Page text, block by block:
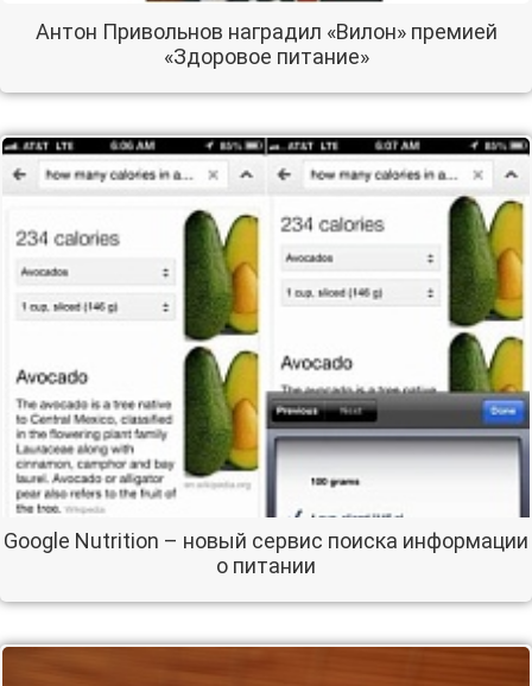
Антон Привольнов наградил «Вилон» премией
«Здоровое питание»
Google Nutrition – новый сервис поиска информации
о питании